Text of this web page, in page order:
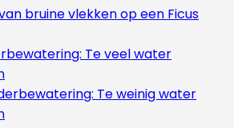
bruine vlekken op een Ficus
Te veel water
Te weinig water